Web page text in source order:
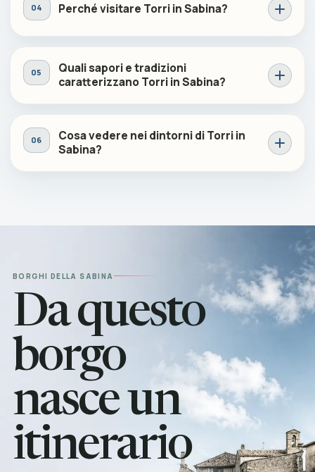
Perché visitare Torri in Sabina?
Quali sapori e tradizioni
caratterizzano Torri in Sabina?
Cosa vedere nei dintorni di Torri in
Sabina?
BORGHI DELLA SABINA
Da questo
borgo
nasce un
itinerario